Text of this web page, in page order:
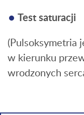
Test saturacji
(Pulsoksymetria
w kierunku
wrodzonych